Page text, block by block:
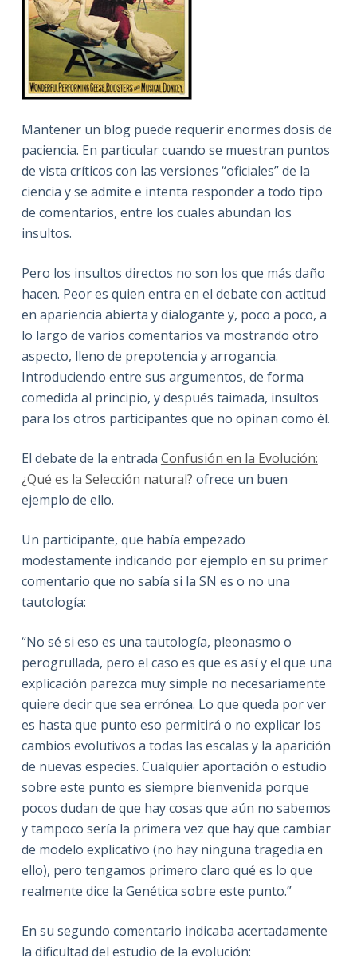
Mantener un blog puede requerir enormes dosis de
paciencia. En particular cuando se muestran puntos
de vista críticos con las versiones “oficiales” de la
ciencia y se admite e intenta responder a todo tipo
de comentarios, entre los cuales abundan los
insultos.
Pero los insultos directos no son los que más daño
hacen. Peor es quien entra en el debate con actitud
en apariencia abierta y dialogante y, poco a poco, a
lo largo de varios comentarios va mostrando otro
aspecto, lleno de prepotencia y arrogancia.
Introduciendo entre sus argumentos, de forma
comedida al principio, y después taimada, insultos
para los otros participantes que no opinan como él.
El debate de la entrada Confusión en la Evolución:
¿Qué es la Selección natural? ofrece un buen
ejemplo de ello.
Un participante, que había empezado
modestamente indicando por ejemplo en su primer
comentario que no sabía si la SN es o no una
tautología:
“No sé si eso es una tautología, pleonasmo o
perogrullada, pero el caso es que es así y el que una
explicación parezca muy simple no necesariamente
quiere decir que sea errónea. Lo que queda por ver
es hasta que punto eso permitirá o no explicar los
cambios evolutivos a todas las escalas y la aparición
de nuevas especies. Cualquier aportación o estudio
sobre este punto es siempre bienvenida porque
pocos dudan de que hay cosas que aún no sabemos
y tampoco sería la primera vez que hay que cambiar
de modelo explicativo (no hay ninguna tragedia en
ello), pero tengamos primero claro qué es lo que
realmente dice la Genética sobre este punto.”
En su segundo comentario indicaba acertadamente
la dificultad del estudio de la evolución: